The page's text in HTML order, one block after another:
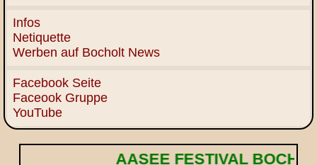
Infos
Netiquette
Werben auf Bocholt News
Facebook Seite
Faceook Gruppe
YouTube
AASEE FESTIVAL